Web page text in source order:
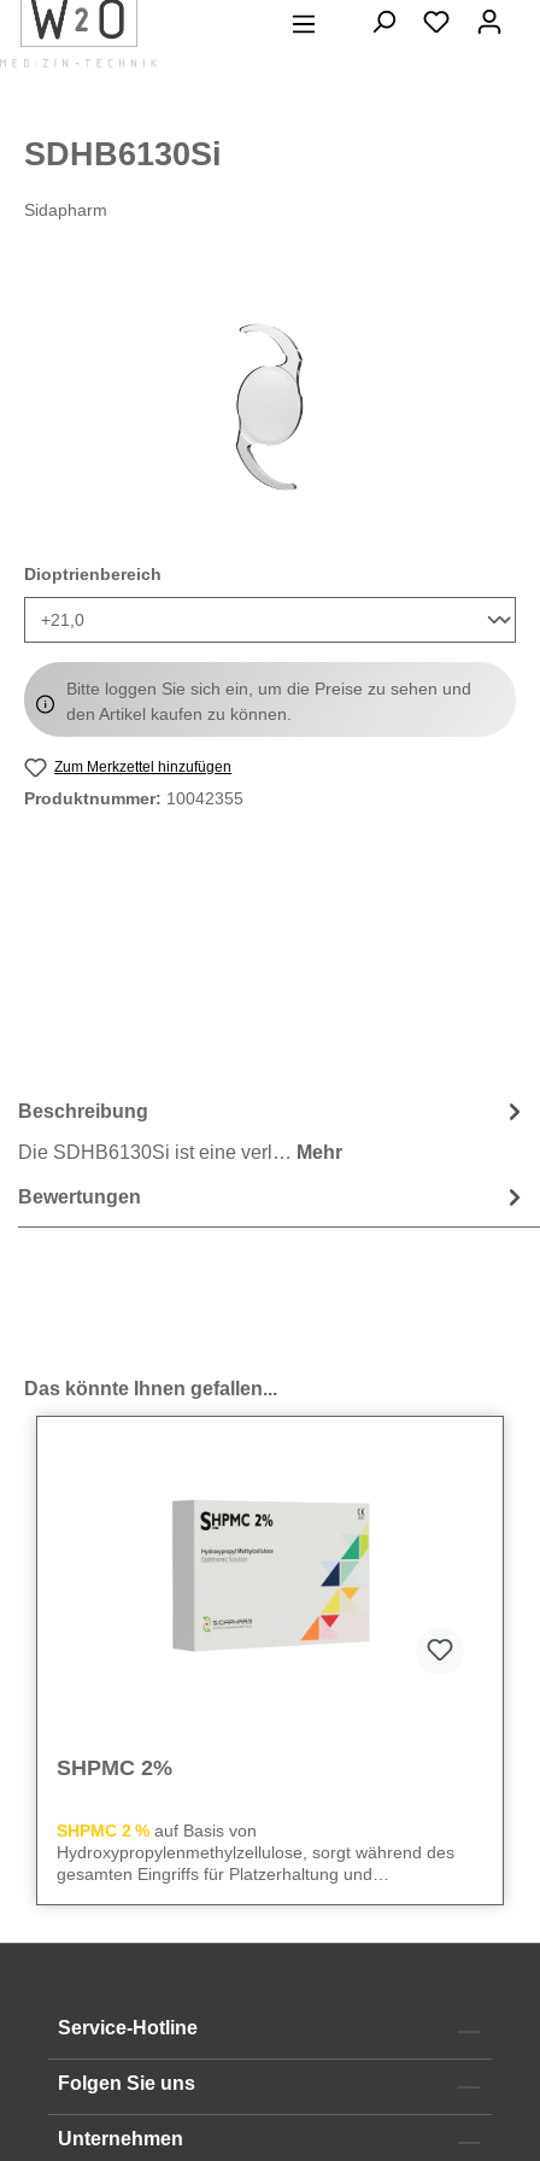
springen
SDHB6130Si
Sidapharm
Dioptrienbereich
Bitte loggen Sie sich ein, um die Preise zu sehen und
den Artikel kaufen zu können.
Zum Merkzettel hinzufügen
Produktnummer: 10042355
Beschreibung
Die SDHB6130Si ist eine verl… Mehr
Bewertungen
Produktgalerie überspringen
Das könnte Ihnen gefallen...
SHPMC 2%
SHPMC 2 % auf Basis von
Hydroxypropylenmethylzellulose, sorgt während des
gesamten Eingriffs für Platzerhaltung und
hohe HPMC-Konzentration. Die 2‑ml-Luer-Lock-Spritze
Alle technischen Informationen finden Sie im
Service-Hotline
Folgen Sie uns
Unternehmen